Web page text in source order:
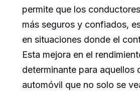
permite que los
más seguros y confiados,
en situaciones donde el
Esta mejora en el
determinante para aquellos
automóvil que no solo se